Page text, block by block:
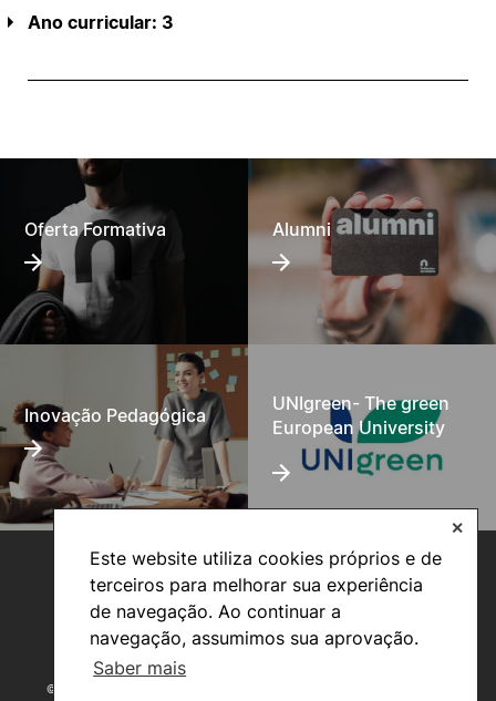
Este website utiliza cookies próprios e de
terceiros para melhorar sua experiência
de navegação. Ao continuar a
navegação, assumimos sua aprovação.
Saber mais
✕
Ano curricular: 3
Oferta Formativa Alumni
Inovação Pedagógica
UNIgreen- The green
European University
©2026 Instituto Politécnico de Coimbra. Todos os direitos reservados.